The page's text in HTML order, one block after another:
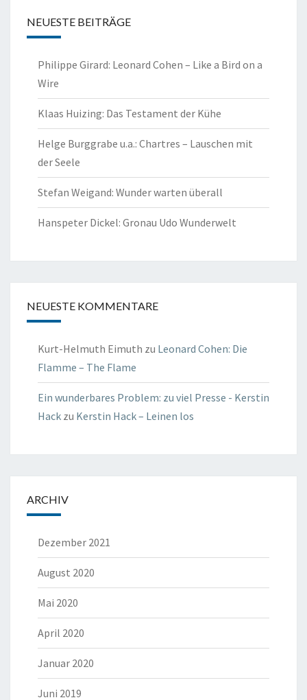
NEUESTE BEITRÄGE
Philippe Girard: Leonard Cohen – Like a Bird on a
Wire
Klaas Huizing: Das Testament der Kühe
Helge Burggrabe u.a.: Chartres – Lauschen mit
der Seele
Stefan Weigand: Wunder warten überall
Hanspeter Dickel: Gronau Udo Wunderwelt
NEUESTE KOMMENTARE
Kurt-Helmuth Eimuth zu Leonard Cohen: Die
Flamme – The Flame
Ein wunderbares Problem: zu viel Presse - Kerstin
Hack zu Kerstin Hack – Leinen los
ARCHIV
Dezember 2021
August 2020
Mai 2020
April 2020
Januar 2020
Juni 2019